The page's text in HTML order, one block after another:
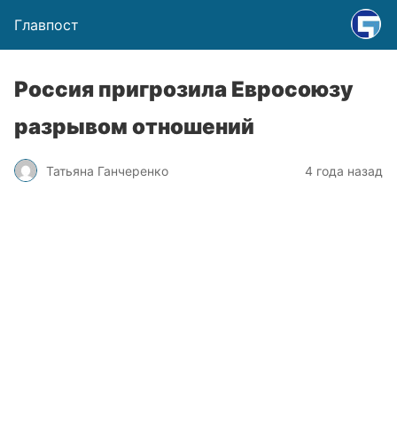
Главпост
Россия пригрозила Евросоюзу
разрывом отношений
Татьяна Ганчеренко 4 года назад